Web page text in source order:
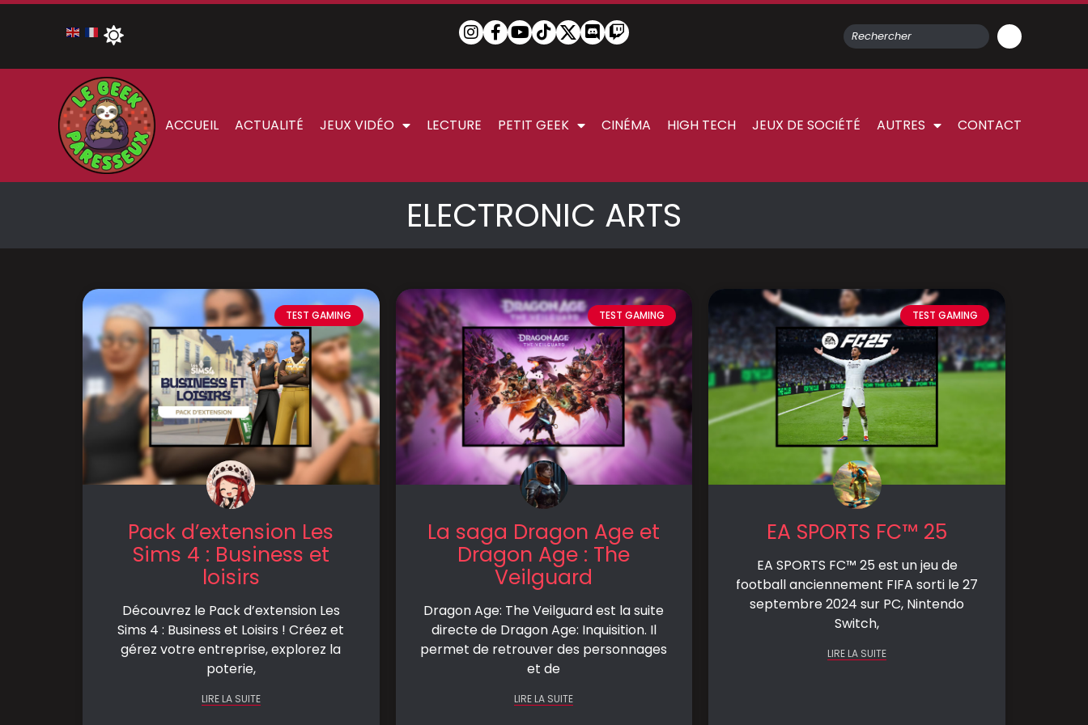
ACCUEIL ACTUALITÉ JEUX VIDÉO LECTURE PETIT GEEK CINÉMA HIGH TECH JEUX DE SOCIÉTÉ AUTRES CONTACT
ELECTRONIC ARTS
TEST GAMING
Pack d’extension Les
Sims 4 : Business et
loisirs
Découvrez le Pack d’extension Les
Sims 4 : Business et Loisirs ! Créez et
gérez votre entreprise, explorez la
poterie,
LIRE LA SUITE
TEST GAMING
La saga Dragon Age et
Dragon Age : The
Veilguard
Dragon Age: The Veilguard est la suite
directe de Dragon Age: Inquisition. Il
permet de retrouver des personnages
et de
LIRE LA SUITE
TEST GAMING
EA SPORTS FC™ 25
EA SPORTS FC™ 25 est un jeu de
football anciennement FIFA sorti le 27
septembre 2024 sur PC, Nintendo
Switch,
LIRE LA SUITE